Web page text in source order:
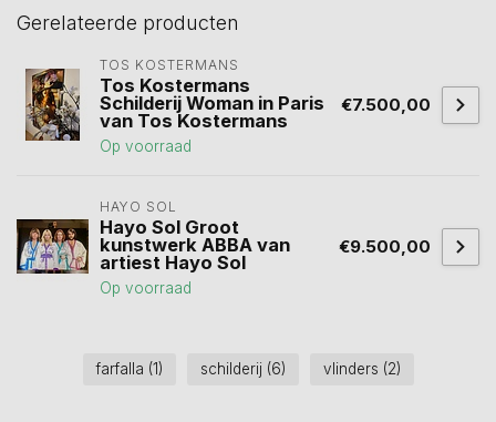
Gerelateerde producten
TOS KOSTERMANS
Tos Kostermans
Schilderij Woman in Paris
van Tos Kostermans
Op voorraad
€7.500,00
HAYO SOL
Hayo Sol Groot
kunstwerk ABBA van
artiest Hayo Sol
Op voorraad
€9.500,00
farfalla (1) schilderij (6) vlinders (2)